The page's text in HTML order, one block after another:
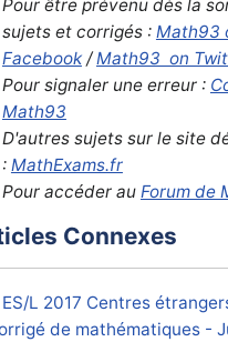
Pour être prévenu dès la
sujets et corrigés : Math93
Facebook/Math93 on
Pour signaler une erreur :
Math93
D'autres sujets sur le site
: MathExams.fr
Pour accéder au Forum de
Connexes
L 2017 Centres
de mathématiques -